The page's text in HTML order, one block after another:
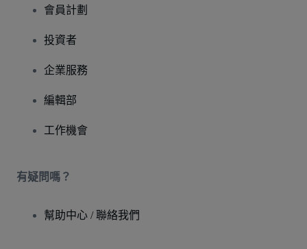
會員計劃
投資者
企業服務
編輯部
工作機會
有疑問嗎？
幫助中心 / 聯絡我們